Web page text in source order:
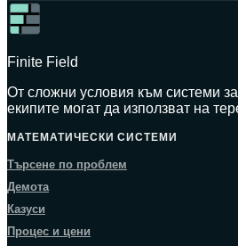
Finite Field
От сложни условия към системи
екипите могат да използват на
МАТЕМАТИЧЕСКИ СИСТЕМИ
Търсене по проблем
Демота
Казуси
Процес и цени